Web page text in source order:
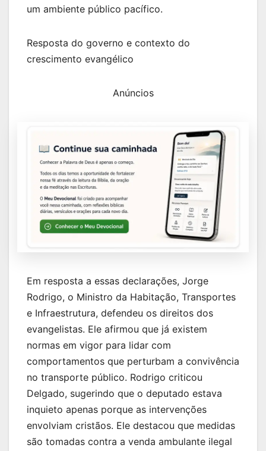
um ambiente público pacífico.
Resposta do governo e contexto do
crescimento evangélico
Anúncios
Em resposta a essas declarações, Jorge
Rodrigo, o Ministro da Habitação, Transportes
e Infraestrutura, defendeu os direitos dos
evangelistas. Ele afirmou que já existem
normas em vigor para lidar com
comportamentos que perturbam a convivência
no transporte público. Rodrigo criticou
Delgado, sugerindo que o deputado estava
inquieto apenas porque as intervenções
envolviam cristãos. Ele destacou que medidas
são tomadas contra a venda ambulante ilegal